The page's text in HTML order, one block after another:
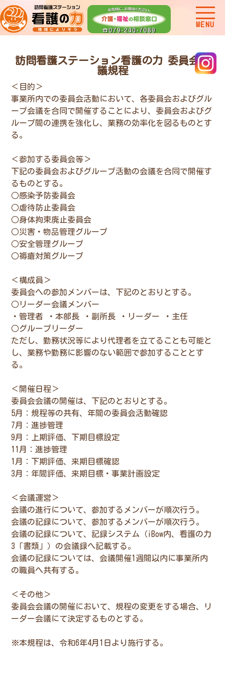
訪問看護ステーション看護の力 委員会会
議規程
＜目的＞
事業所内での委員会活動において、各委員会およびグル
ープ会議を合同で開催することにより、委員会およびグ
ループ間の連携を強化し、業務の効率化を図るものとす
る。
＜参加する委員会等＞
下記の委員会およびグループ活動の会議を合同で開催す
るものとする。
○感染予防委員会
○虐待防止委員会
○身体拘束廃止委員会
○災害・物品管理グループ
○安全管理グループ
○褥瘡対策グループ
＜構成員＞
委員会への参加メンバーは、下記のとおりとする。
○リーダー会議メンバー
・管理者 ・本部長 ・副所長 ・リーダー ・主任
○グループリーダー
ただし、勤務状況等により代理者を立てることも可能と
し、業務や勤務に影響のない範囲で参加することとす
る。
＜開催日程＞
委員会会議の開催は、下記のとおりとする。
5月：規程等の共有、年間の委員会活動確認
7月：進捗管理
9月：上期評価、下期目標設定
11月：進捗管理
1月：下期評価、来期目標確認
3月：年間評価、来期目標・事業計画設定
＜会議運営＞
会議の進行について、参加するメンバーが順次行う。
会議の記録について、参加するメンバーが順次行う。
会議の記録について、記録システム（iBow内、看護の力
3「書類」）の会議録へ記載する。
会議の記録については、会議開催1週間以内に事業所内
の職員へ共有する。
＜その他＞
委員会会議の開催において、規程の変更をする場合、リ
ーダー会議にて決定するものとする。
※本規程は、令和6年4月1日より施行する。
MENU